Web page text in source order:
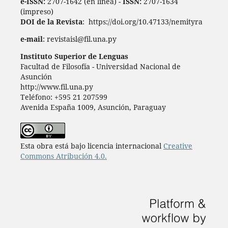
(impreso)
DOI de la Revista: https://doi.org/10.47133/nemityra
e-mail: revistaisl@fil.una.py
Instituto Superior de Lenguas
Facultad de Filosofía - Universidad Nacional de
Asunción
http://www.fil.una.py
Teléfono: +595 21 207599
Avenida España 1009, Asunción, Paraguay
Esta obra está bajo licencia internacional Creative
Commons Atribución 4.0.